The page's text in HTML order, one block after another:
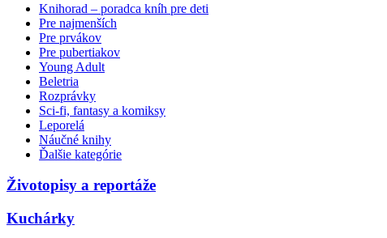
Knihorad – poradca kníh pre deti
Pre najmenších
Pre prvákov
Pre pubertiakov
Young Adult
Beletria
Rozprávky
Sci-fi, fantasy a komiksy
Leporelá
Náučné knihy
Ďalšie kategórie
Životopisy a reportáže
Kuchárky